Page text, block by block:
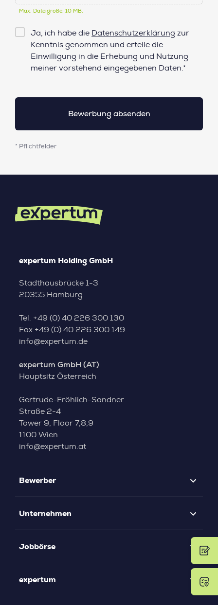
Max. Dateigröße: 10 MB.
Checkbox
Datenschutz*
Ja, ich habe die Datenschutzerklärung zur
Kenntnis genommen und erteile die
Einwilligung in die Erhebung und Nutzung
meiner vorstehend eingegebenen Daten.*
* Pflichtfelder
expertum Holding GmbH
Stadthausbrücke 1-3
20355 Hamburg
Tel. +49 (0) 40 226 300 130
Fax +49 (0) 40 226 300 149
info@expertum.de
expertum GmbH (AT)
Hauptsitz Österreich
Gertrude-Fröhlich-Sandner
Straße 2-4
Tower 9, Floor 7,8,9
1100 Wien
info@expertum.at
Bewerber
Unternehmen
Jobbörse
expertum